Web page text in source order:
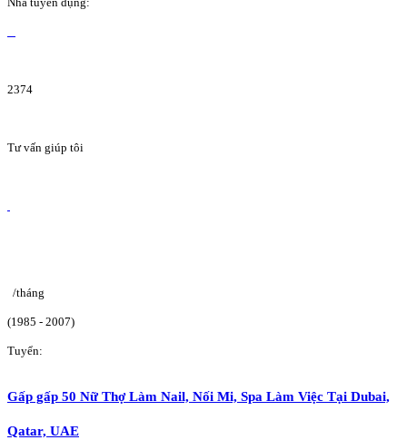
2374
Tư vấn giúp tôi
/tháng
(1985 - 2007)
Tuyển:
Gấp gấp 50 Nữ Thợ Làm Nail, Nối Mi, Spa Làm Việc Tại Dubai,
Qatar, UAE